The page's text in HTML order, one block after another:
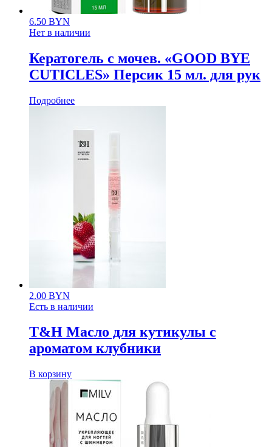
6.50 BYN
Нет в наличии
Кератогель с мочев. «GOOD BYE
CUTICLES» Персик 15 мл. для рук
Подробнее
2.00 BYN
Есть в наличии
T&H Масло для кутикулы с
ароматом клубники
В корзину